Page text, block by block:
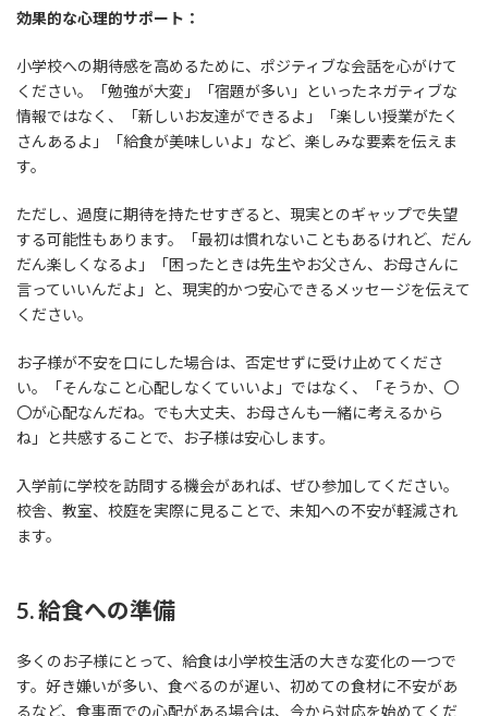
効果的な心理的サポート：
小学校への期待感を高めるために、ポジティブな会話を心がけて
ください。「勉強が大変」「宿題が多い」といったネガティブな
情報ではなく、「新しいお友達ができるよ」「楽しい授業がたく
さんあるよ」「給食が美味しいよ」など、楽しみな要素を伝えま
す。
ただし、過度に期待を持たせすぎると、現実とのギャップで失望
する可能性もあります。「最初は慣れないこともあるけれど、だん
だん楽しくなるよ」「困ったときは先生やお父さん、お母さんに
言っていいんだよ」と、現実的かつ安心できるメッセージを伝えて
ください。
お子様が不安を口にした場合は、否定せずに受け止めてくださ
い。「そんなこと心配しなくていいよ」ではなく、「そうか、〇
〇が心配なんだね。でも大丈夫、お母さんも一緒に考えるから
ね」と共感することで、お子様は安心します。
入学前に学校を訪問する機会があれば、ぜひ参加してください。
校舎、教室、校庭を実際に見ることで、未知への不安が軽減され
ます。
5. 給食への準備
多くのお子様にとって、給食は小学校生活の大きな変化の一つで
す。好き嫌いが多い、食べるのが遅い、初めての食材に不安があ
るなど、食事面での心配がある場合は、今から対応を始めてくだ